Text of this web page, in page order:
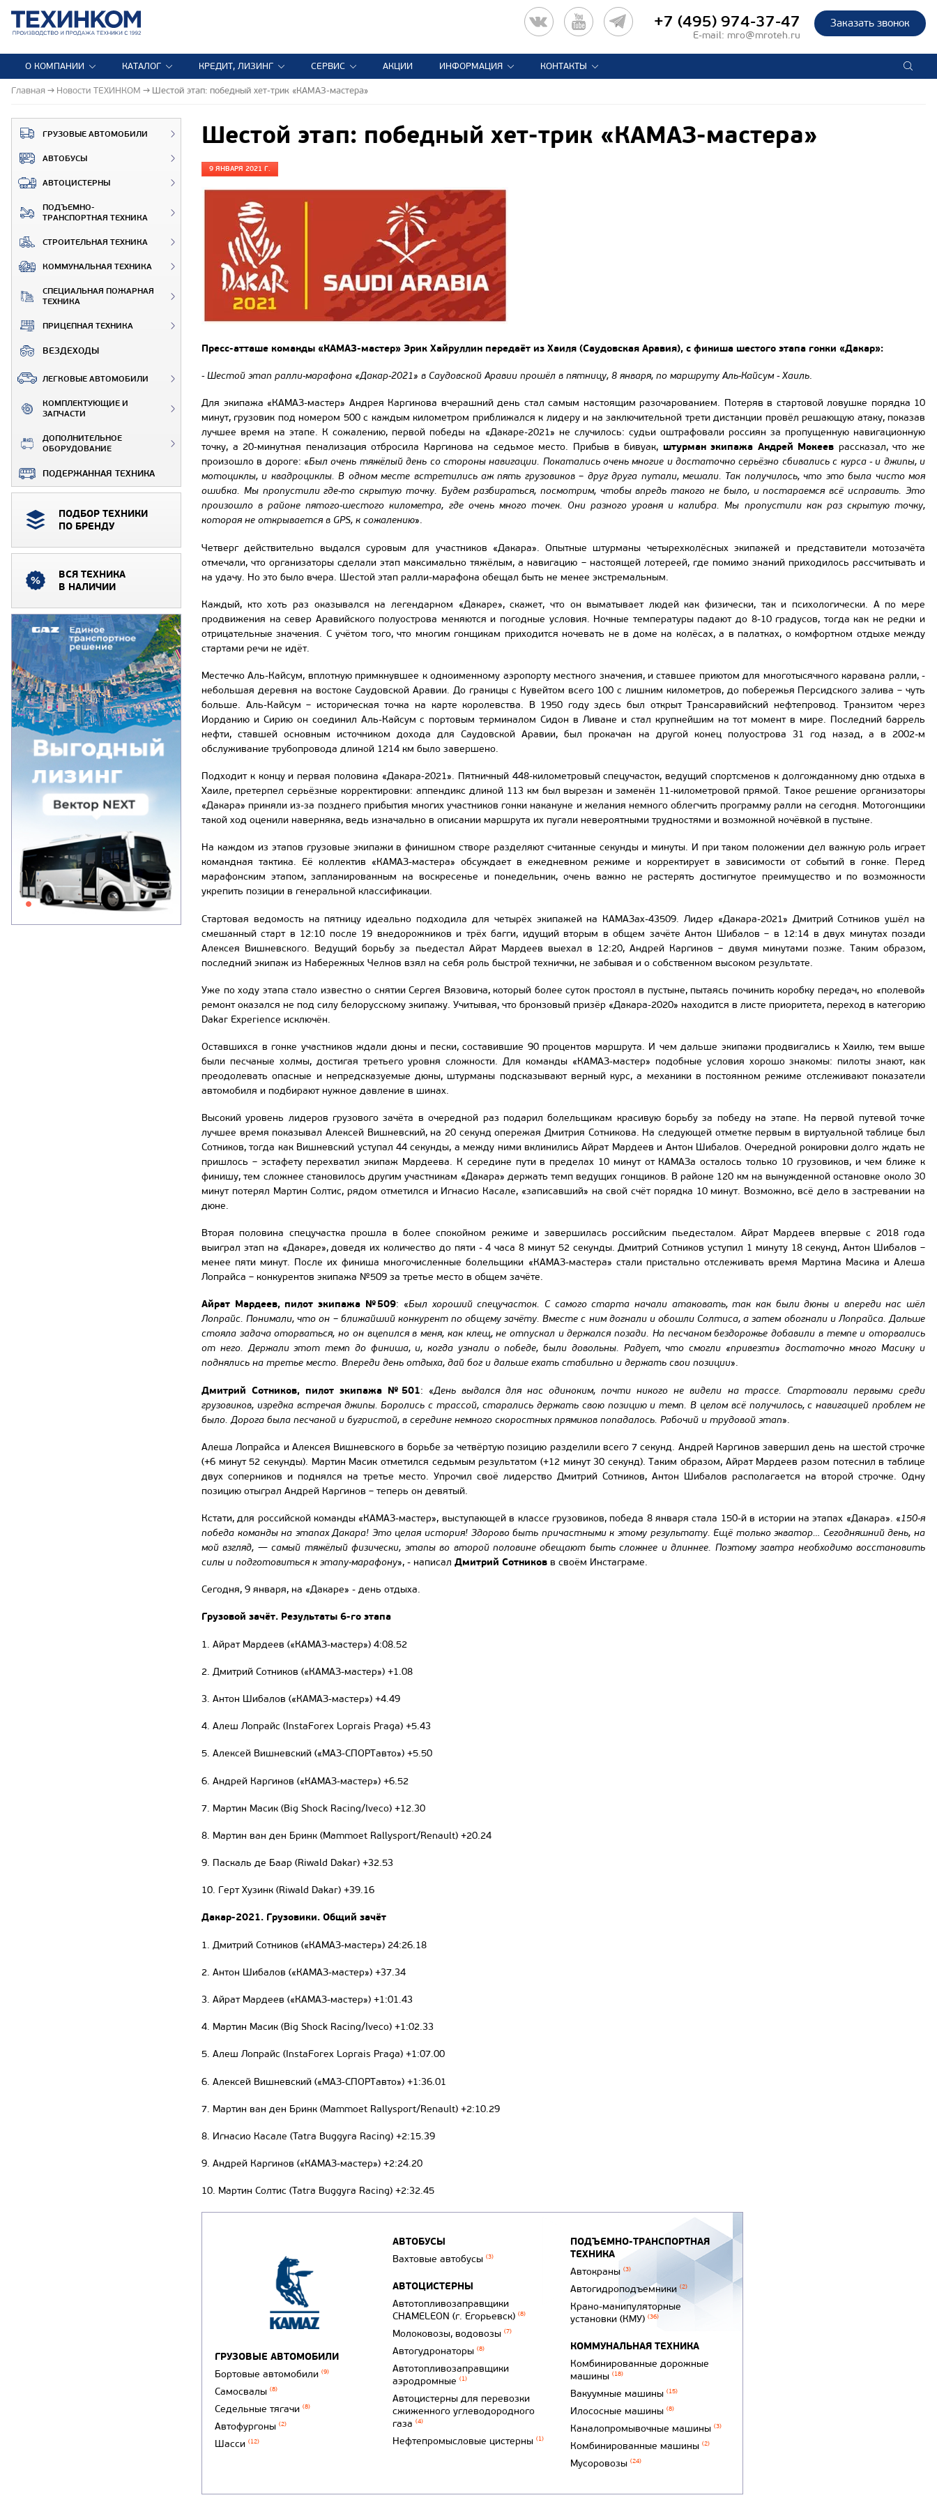
Заказать звонок
+7 (495) 974-37-47
E-mail: mro@mroteh.ru
О КОМПАНИИ КАТАЛОГ КРЕДИТ, ЛИЗИНГ СЕРВИС АКЦИИ ИНФОРМАЦИЯ КОНТАКТЫ
Главная Новости ТЕХИНКОМ Шестой этап: победный хет-трик «КАМАЗ-мастера»
ГРУЗОВЫЕ АВТОМОБИЛИ
АВТОБУСЫ
АВТОЦИСТЕРНЫ
ПОДЪЕМНО-
ТРАНСПОРТНАЯ ТЕХНИКА
СТРОИТЕЛЬНАЯ ТЕХНИКА
КОММУНАЛЬНАЯ ТЕХНИКА
СПЕЦИАЛЬНАЯ ПОЖАРНАЯ
ТЕХНИКА
ПРИЦЕПНАЯ ТЕХНИКА
ВЕЗДЕХОДЫ
ЛЕГКОВЫЕ АВТОМОБИЛИ
КОМПЛЕКТУЮЩИЕ И
ЗАПЧАСТИ
ДОПОЛНИТЕЛЬНОЕ
ОБОРУДОВАНИЕ
ПОДЕРЖАННАЯ ТЕХНИКА
ПОДБОР ТЕХНИКИ
ПО БРЕНДУ
ВСЯ ТЕХНИКА
В НАЛИЧИИ
Шестой этап: победный хет-трик «КАМАЗ-мастера»
9 ЯНВАРЯ 2021 Г.
Пресс-атташе команды «КАМАЗ-мастер» Эрик Хайруллин передаёт из Хаиля (Саудовская Аравия), с финиша шестого этапа гонки «Дакар»:
- Шестой этап ралли-марафона «Дакар-2021» в Саудовской Аравии прошёл в пятницу, 8 января, по маршруту Аль-Кайсум - Хаиль.
Для экипажа «КАМАЗ-мастер» Андрея Каргинова вчерашний день стал самым настоящим разочарованием. Потеряв в стартовой ловушке порядка 10
минут, грузовик под номером 500 с каждым километром приближался к лидеру и на заключительной трети дистанции провёл решающую атаку, показав
лучшее время на этапе. К сожалению, первой победы на «Дакаре-2021» не случилось: судьи оштрафовали россиян за пропущенную навигационную
точку, а 20-минутная пенализация отбросила Каргинова на седьмое место. Прибыв в бивуак, штурман экипажа Андрей Мокеев рассказал, что же
произошло в дороге: «Был очень тяжёлый день со стороны навигации. Покатались очень многие и достаточно серьёзно сбивались с курса - и джипы, и
мотоциклы, и квадроциклы. В одном месте встретились аж пять грузовиков – друг друга путали, мешали. Так получилось, что это была чисто моя
ошибка. Мы пропустили где-то скрытую точку. Будем разбираться, посмотрим, чтобы впредь такого не было, и постараемся всё исправить. Это
произошло в районе пятого-шестого километра, где очень много точек. Они разного уровня и калибра. Мы пропустили как раз скрытую точку,
которая не открывается в GPS, к сожалению».
Четверг действительно выдался суровым для участников «Дакара». Опытные штурманы четырехколёсных экипажей и представители мотозачёта
отмечали, что организаторы сделали этап максимально тяжёлым, а навигацию – настоящей лотереей, где помимо знаний приходилось рассчитывать и
на удачу. Но это было вчера. Шестой этап ралли-марафона обещал быть не менее экстремальным.
Каждый, кто хоть раз оказывался на легендарном «Дакаре», скажет, что он выматывает людей как физически, так и психологически. А по мере
продвижения на север Аравийского полуострова меняются и погодные условия. Ночные температуры падают до 8-10 градусов, тогда как не редки и
отрицательные значения. С учётом того, что многим гонщикам приходится ночевать не в доме на колёсах, а в палатках, о комфортном отдыхе между
стартами речи не идёт.
Местечко Аль-Кайсум, вплотную примкнувшее к одноименному аэропорту местного значения, и ставшее приютом для многотысячного каравана ралли, -
небольшая деревня на востоке Саудовской Аравии. До границы с Кувейтом всего 100 с лишним километров, до побережья Персидского залива – чуть
больше. Аль-Кайсум – историческая точка на карте королевства. В 1950 году здесь был открыт Трансаравийский нефтепровод. Транзитом через
Иорданию и Сирию он соединил Аль-Кайсум с портовым терминалом Сидон в Ливане и стал крупнейшим на тот момент в мире. Последний баррель
нефти, ставшей основным источником дохода для Саудовской Аравии, был прокачан на другой конец полуострова 31 год назад, а в 2002-м
обслуживание трубопровода длиной 1214 км было завершено.
Подходит к концу и первая половина «Дакара-2021». Пятничный 448-километровый спецучасток, ведущий спортсменов к долгожданному дню отдыха в
Хаиле, претерпел серьёзные корректировки: аппендикс длиной 113 км был вырезан и заменён 11-километровой прямой. Такое решение организаторы
«Дакара» приняли из-за позднего прибытия многих участников гонки накануне и желания немного облегчить программу ралли на сегодня. Мотогонщики
такой ход оценили наверняка, ведь изначально в описании маршрута их пугали невероятными трудностями и возможной ночёвкой в пустыне.
На каждом из этапов грузовые экипажи в финишном створе разделяют считанные секунды и минуты. И при таком положении дел важную роль играет
командная тактика. Её коллектив «КАМАЗ-мастера» обсуждает в ежедневном режиме и корректирует в зависимости от событий в гонке. Перед
марафонским этапом, запланированным на воскресенье и понедельник, очень важно не растерять достигнутое преимущество и по возможности
укрепить позиции в генеральной классификации.
Стартовая ведомость на пятницу идеально подходила для четырёх экипажей на КАМАЗах-43509. Лидер «Дакара-2021» Дмитрий Сотников ушёл на
смешанный старт в 12:10 после 19 внедорожников и трёх багги, идущий вторым в общем зачёте Антон Шибалов – в 12:14 в двух минутах позади
Алексея Вишневского. Ведущий борьбу за пьедестал Айрат Мардеев выехал в 12:20, Андрей Каргинов – двумя минутами позже. Таким образом,
последний экипаж из Набережных Челнов взял на себя роль быстрой технички, не забывая и о собственном высоком результате.
Уже по ходу этапа стало известно о снятии Сергея Вязовича, который более суток простоял в пустыне, пытаясь починить коробку передач, но «полевой»
ремонт оказался не под силу белорусскому экипажу. Учитывая, что бронзовый призёр «Дакара-2020» находится в листе приоритета, переход в категорию
Dakar Experience исключён.
Оставшихся в гонке участников ждали дюны и пески, составившие 90 процентов маршрута. И чем дальше экипажи продвигались к Хаилю, тем выше
были песчаные холмы, достигая третьего уровня сложности. Для команды «КАМАЗ-мастер» подобные условия хорошо знакомы: пилоты знают, как
преодолевать опасные и непредсказуемые дюны, штурманы подсказывают верный курс, а механики в постоянном режиме отслеживают показатели
автомобиля и подбирают нужное давление в шинах.
Высокий уровень лидеров грузового зачёта в очередной раз подарил болельщикам красивую борьбу за победу на этапе. На первой путевой точке
лучшее время показывал Алексей Вишневский, на 20 секунд опережая Дмитрия Сотникова. На следующей отметке первым в виртуальной таблице был
Сотников, тогда как Вишневский уступал 44 секунды, а между ними вклинились Айрат Мардеев и Антон Шибалов. Очередной рокировки долго ждать не
пришлось – эстафету перехватил экипаж Мардеева. К середине пути в пределах 10 минут от КАМАЗа осталось только 10 грузовиков, и чем ближе к
финишу, тем сложнее становилось другим участникам «Дакара» держать темп ведущих гонщиков. В районе 120 км на вынужденной остановке около 30
минут потерял Мартин Солтис, рядом отметился и Игнасио Касале, «записавший» на свой счёт порядка 10 минут. Возможно, всё дело в застревании на
дюне.
Вторая половина спецучастка прошла в более спокойном режиме и завершилась российским пьедесталом. Айрат Мардеев впервые с 2018 года
выиграл этап на «Дакаре», доведя их количество до пяти - 4 часа 8 минут 52 секунды. Дмитрий Сотников уступил 1 минуту 18 секунд, Антон Шибалов –
менее пяти минут. После их финиша многочисленные болельщики «КАМАЗ-мастера» стали пристально отслеживать время Мартина Масика и Алеша
Лопрайса – конкурентов экипажа №509 за третье место в общем зачёте.
Айрат Мардеев, пилот экипажа №509: «Был хороший спецучасток. С самого старта начали атаковать, так как были дюны и впереди нас шёл
Лопрайс. Понимали, что он – ближайший конкурент по общему зачёту. Вместе с ним догнали и обошли Солтиса, а затем обогнали и Лопрайса. Дальше
стояла задача оторваться, но он вцепился в меня, как клещ, не отпускал и держался позади. На песчаном бездорожье добавили в темпе и оторвались
от него. Держали этот темп до финиша, и, когда узнали о победе, были довольны. Радует, что смогли «привезти» достаточно много Масику и
поднялись на третье место. Впереди день отдыха, дай бог и дальше ехать стабильно и держать свои позиции».
Дмитрий Сотников, пилот экипажа №501: «День выдался для нас одиноким, почти никого не видели на трассе. Стартовали первыми среди
грузовиков, изредка встречая джипы. Боролись с трассой, старались держать свою позицию и темп. В целом всё получилось, с навигацией проблем не
было. Дорога была песчаной и бугристой, в середине немного скоростных прямиков попадалось. Рабочий и трудовой этап».
Алеша Лопрайса и Алексея Вишневского в борьбе за четвёртую позицию разделили всего 7 секунд. Андрей Каргинов завершил день на шестой строчке
(+6 минут 52 секунды). Мартин Масик отметился седьмым результатом (+12 минут 30 секунд). Таким образом, Айрат Мардеев разом потеснил в таблице
двух соперников и поднялся на третье место. Упрочил своё лидерство Дмитрий Сотников, Антон Шибалов располагается на второй строчке. Одну
позицию отыграл Андрей Каргинов – теперь он девятый.
Кстати, для российской команды «КАМАЗ-мастер», выступающей в классе грузовиков, победа 8 января стала 150-й в истории на этапах «Дакара». «150-я
победа команды на этапах Дакара! Это целая история! Здорово быть причастными к этому результату. Ещё только экватор… Сегодняшний день, на
мой взгляд, — самый тяжёлый физически, этапы во второй половине обещают быть сложнее и длиннее. Поэтому завтра необходимо восстановить
силы и подготовиться к этапу-марафону», - написал Дмитрий Сотников в своём Инстаграме.
Сегодня, 9 января, на «Дакаре» - день отдыха.
Грузовой зачёт. Результаты 6-го этапа
1. Айрат Мардеев («КАМАЗ-мастер») 4:08.52
2. Дмитрий Сотников («КАМАЗ-мастер») +1.08
3. Антон Шибалов («КАМАЗ-мастер») +4.49
4. Алеш Лопрайс (InstaForex Loprais Praga) +5.43
5. Алексей Вишневский («МАЗ-СПОРТавто») +5.50
6. Андрей Каргинов («КАМАЗ-мастер») +6.52
7. Мартин Масик (Big Shock Racing/Iveco) +12.30
8. Мартин ван ден Бринк (Mammoet Rallysport/Renault) +20.24
9. Паскаль де Баар (Riwald Dakar) +32.53
10. Герт Хузинк (Riwald Dakar) +39.16
Дакар-2021. Грузовики. Общий зачёт
1. Дмитрий Сотников («КАМАЗ-мастер») 24:26.18
2. Антон Шибалов («КАМАЗ-мастер») +37.34
3. Айрат Мардеев («КАМАЗ-мастер») +1:01.43
4. Мартин Масик (Big Shock Racing/Iveco) +1:02.33
5. Алеш Лопрайс (InstaForex Loprais Praga) +1:07.00
6. Алексей Вишневский («МАЗ-СПОРТавто») +1:36.01
7. Мартин ван ден Бринк (Mammoet Rallysport/Renault) +2:10.29
8. Игнасио Касале (Tatra Buggyra Racing) +2:15.39
9. Андрей Каргинов («КАМАЗ-мастер») +2:24.20
10. Мартин Солтис (Tatra Buggyra Racing) +2:32.45
ГРУЗОВЫЕ АВТОМОБИЛИ
Бортовые автомобили (9)
Самосвалы (8)
Седельные тягачи (8)
Автофургоны (2)
Шасси (12)
АВТОБУСЫ
Вахтовые автобусы (3)
АВТОЦИСТЕРНЫ
Автотопливозаправщики
CHAMELEON (г. Егорьевск) (8)
Молоковозы, водовозы (7)
Автогудронаторы (8)
Автотопливозаправщики
аэродромные (1)
Автоцистерны для перевозки
сжиженного углеводородного
газа (4)
Нефтепромысловые цистерны (1)
ПОДЪЕМНО-ТРАНСПОРТНАЯ
ТЕХНИКА
Автокраны (3)
Автогидроподъемники (2)
Крано-манипуляторные
установки (КМУ) (36)
КОММУНАЛЬНАЯ ТЕХНИКА
Комбинированные дорожные
машины (18)
Вакуумные машины (15)
Илососные машины (8)
Каналопромывочные машины (3)
Комбинированные машины (2)
Мусоровозы (24)